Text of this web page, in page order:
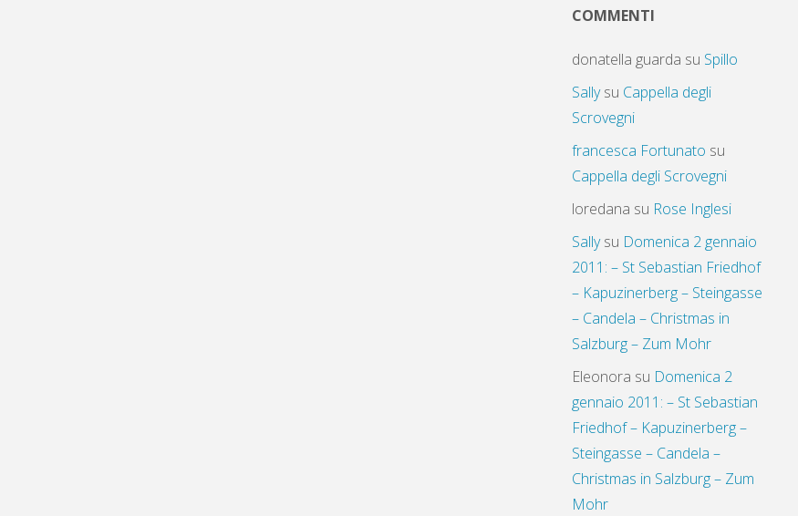
COMMENTI
donatella guarda su Spillo
Sallysu Cappella degli
Scrovegni
francesca Fortunato su
Cappella degli Scrovegni
loredana su Rose Inglesi
Sallysu Domenica 2 gennaio
2011: – St Sebastian Friedhof
– Kapuzinerberg – Steingasse
– Candela – Christmas in
Salzburg – Zum Mohr
Eleonora su Domenica 2
gennaio 2011: – St Sebastian
Friedhof – Kapuzinerberg –
Steingasse – Candela –
Christmas in Salzburg – Zum
Mohr